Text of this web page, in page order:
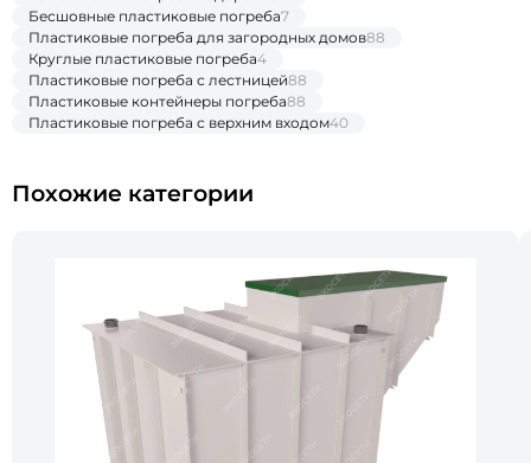
Бесшовные пластиковые погреба7
Пластиковые погреба для загородных домов88
Круглые пластиковые погреба4
Пластиковые погреба с лестницей88
Пластиковые контейнеры погреба88
Пластиковые погреба с верхним входом40
Похожие категории